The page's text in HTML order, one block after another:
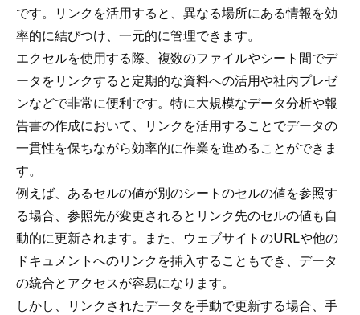
です。リンクを活用すると、異なる場所にある情報を効
率的に結びつけ、一元的に管理できます。
エクセルを使用する際、複数のファイルやシート間でデ
ータをリンクすると定期的な資料への活用や社内プレゼ
ンなどで非常に便利です。特に大規模なデータ分析や報
告書の作成において、リンクを活用することでデータの
一貫性を保ちながら効率的に作業を進めることができま
す。
例えば、あるセルの値が別のシートのセルの値を参照す
る場合、参照先が変更されるとリンク先のセルの値も自
動的に更新されます。また、ウェブサイトのURLや他の
ドキュメントへのリンクを挿入することもでき、データ
の統合とアクセスが容易になります。
しかし、リンクされたデータを手動で更新する場合、手